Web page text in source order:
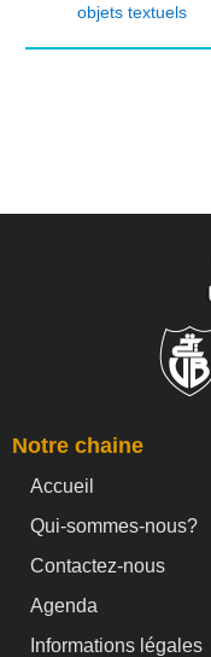
objets textuels
Notre chaine
Accueil
Qui-sommes-nous?
Contactez-nous
Agenda
Informations légales